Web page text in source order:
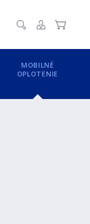
VyhľadaťPrihlásenie /
Košík
MOBILNÉ
OPLOTENIE